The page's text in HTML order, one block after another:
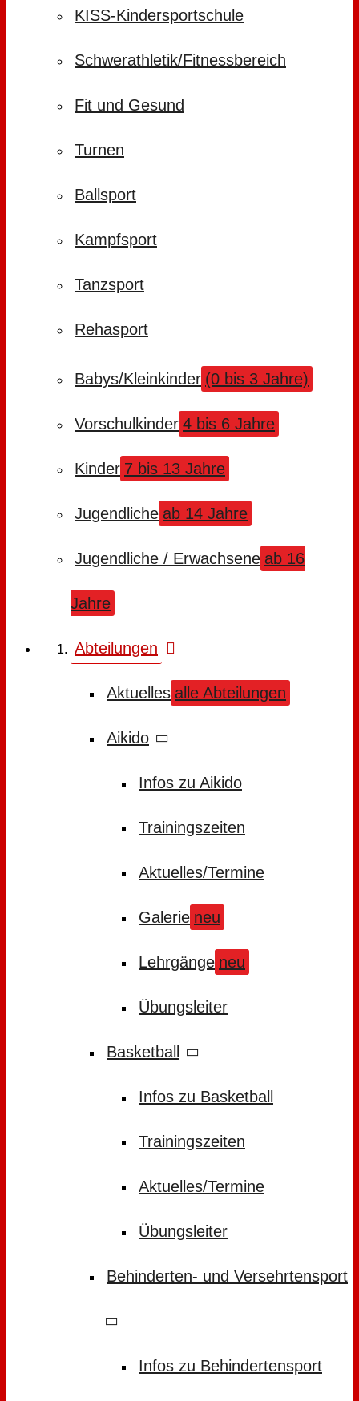
KISS-Kindersportschule
Schwerathletik/Fitnessbereich
Fit und Gesund
Turnen
Ballsport
Kampfsport
Tanzsport
Rehasport
Babys/Kleinkinder (0 bis 3 Jahre)
Vorschulkinder 4 bis 6 Jahre
Kinder 7 bis 13 Jahre
Jugendliche ab 14 Jahre
Jugendliche / Erwachsene ab 16
Jahre
Abteilungen
Aktuelles alle Abteilungen
Aikido
Infos zu Aikido
Trainingszeiten
Aktuelles/Termine
Galerie neu
Lehrgänge neu
Übungsleiter
Basketball
Infos zu Basketball
Trainingszeiten
Aktuelles/Termine
Übungsleiter
Behinderten- und Versehrtensport
Infos zu Behindertensport